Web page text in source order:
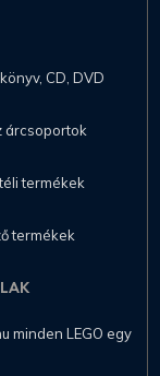
CD, DVD
árcsoportok
termékek
termékek
minden LEGO egy